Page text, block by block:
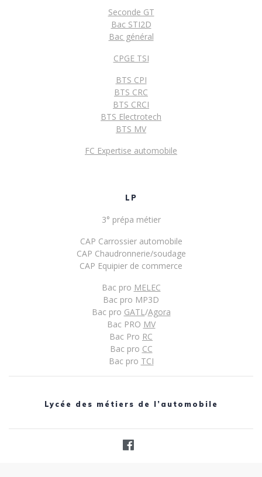
Seconde GT
Bac STI2D
Bac général
CPGE TSI
BTS CPI
BTS CRC
BTS CRCI
BTS Electrotech
BTS MV
FC Expertise automobile
LP
3° prépa métier
CAP Carrossier automobile
CAP Chaudronnerie/soudage
CAP Equipier de commerce
Bac pro MELEC
Bac pro MP3D
Bac pro GATL/Agora
Bac PRO MV
Bac Pro RC
Bac pro CC
Bac pro TCI
Lycée des métiers de l’automobile